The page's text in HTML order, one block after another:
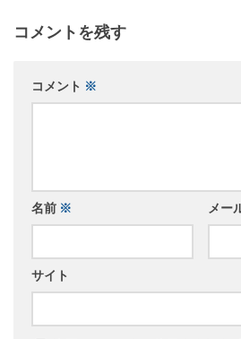
コメントを残す
コメント ※
名前 ※ メー
サイト